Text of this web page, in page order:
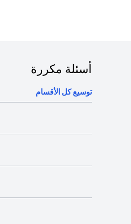
أسئلة مكررة
توسيع كل الأقسام